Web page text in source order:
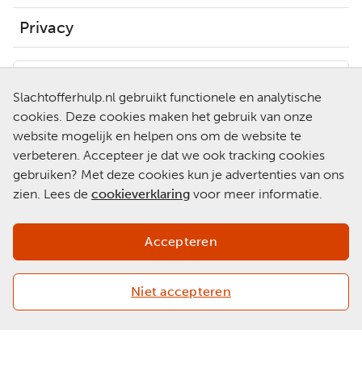
Slachtofferhulp.nl gebruikt functionele en analytische
cookies. Deze cookies maken het gebruik van onze
website mogelijk en helpen ons om de website te
verbeteren. Accepteer je dat we ook tracking cookies
gebruiken? Met deze cookies kun je advertenties van ons
zien. Lees de cookieverklaring voor meer informatie.
Niet accepteren
Accepteren
Privacy
Hulp nodig?
Neem contact op met een
van onze medewerkers.
0900-0101
Ga naar
Slachtofferhulp.nl
medewerker